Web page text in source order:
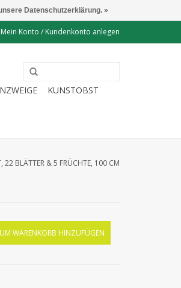
Mein Konto / Kundenkonto anlegen
KUNSTOBST
22 BLÄTTER & 5 FRÜCHTE, 100 CM
WARENKORB HINZUFÜGEN
Datenschutzerklärung. »